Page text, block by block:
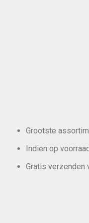
Grootste
Indien op
Gratis verzenden